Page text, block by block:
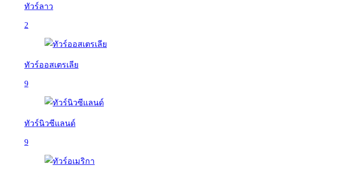
ทัวร์ลาว
2
ทัวร์ออสเตรเลีย
9
ทัวร์นิวซีแลนด์
9